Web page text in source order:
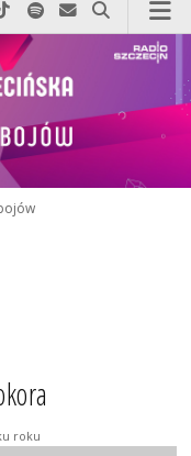
do nas zadzwoń
na Facebook-u
nas na Xnas na Instagram-ie
Odwiedź nas na TikTok-u
Szukaj nas na Spotify
Wyślij do nas
Szukaj
roku